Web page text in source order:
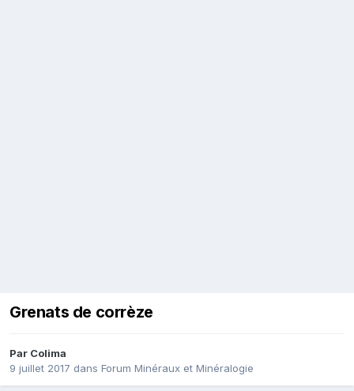
Grenats de corrèze
Par Colima
9 juillet 2017 dans Forum Minéraux et Minéralogie